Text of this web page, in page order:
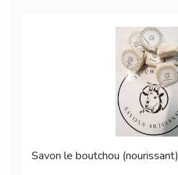
Savon le boutchou (nourissant)